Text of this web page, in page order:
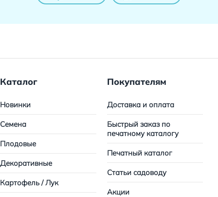
Каталог
Новинки
Семена
Плодовые
Декоративные
Картофель / Лук
Покупателям
Доставка и оплата
Быстрый заказ по
печатному каталогу
Печатный каталог
Статьи садоводу
Акции